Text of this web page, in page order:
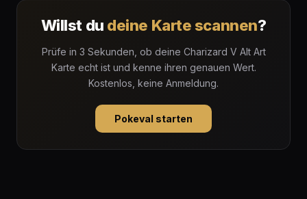
Willst du deine Karte scannen?
Prüfe in 3 Sekunden, ob deine Charizard V Alt Art
Karte echt ist und kenne ihren genauen Wert.
Kostenlos, keine Anmeldung.
Pokeval starten